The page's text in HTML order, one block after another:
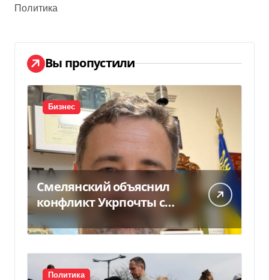
Политика
Вы пропустили
Бизнес
Смелянский объяснил
конфликт Укрпочты с
НБУ из-за платежек
Политика